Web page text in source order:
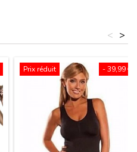
>
<
- 39,99 €
Prix réduit